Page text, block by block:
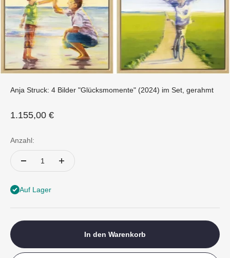
Anja Struck: 4 Bilder "Glücksmomente" (2024) im Set, gerahmt
Angebot
1.155,00 €
Anzahl:
Auf Lager
In den Warenkorb